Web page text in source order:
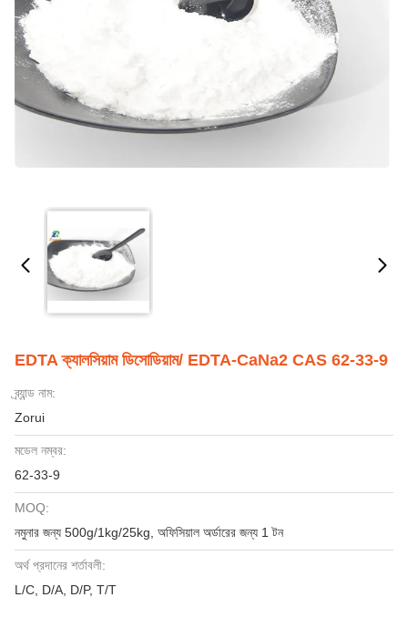
EDTA ক্যালসিয়াম ডিসোডিয়াম/ EDTA-CaNa2 CAS 62-33-9
ব্র্যান্ড নাম:
Zorui
মডেল নম্বর:
62-33-9
MOQ:
নমুনার জন্য 500g/1kg/25kg, অফিসিয়াল অর্ডারের জন্য 1 টন
অর্থ প্রদানের শর্তাবলী:
L/C, D/A, D/P, T/T